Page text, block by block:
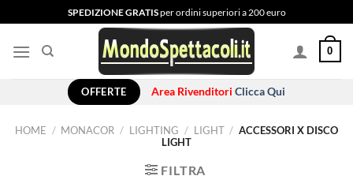
ai
contenuti
SPEDIZIONE GRATISper ordini superiori a 200 euro
0
OFFERTE Area Rivenditori Clicca Qui
HOME / MONACOR / LIGHTING / LIGHT / ACCESSORI X DISCO
LIGHT
FILTRA